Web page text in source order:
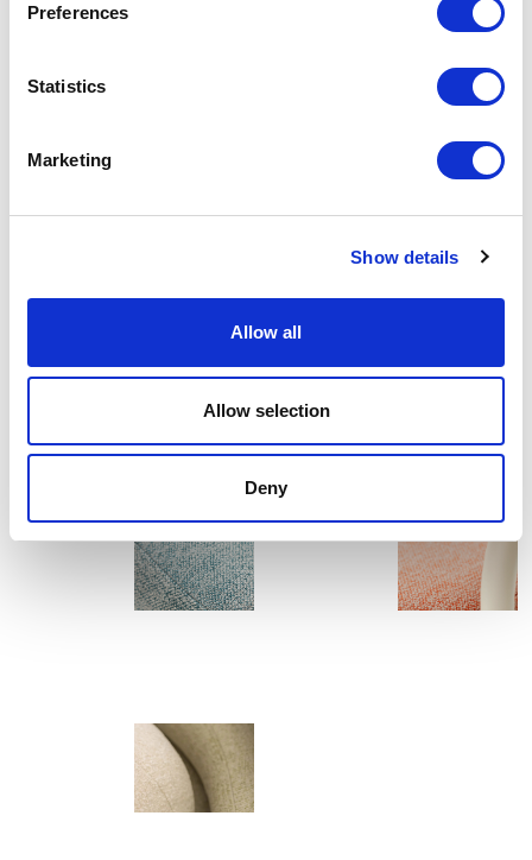
Preferences
Statistics
Marketing
Show details
Allow all
Allow selection
Deny
de CO₂
CO₂
Tejido aplicado